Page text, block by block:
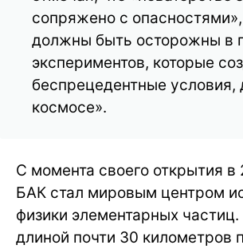
сопряжено с
должны быть осторожны в
экспериментов, которые
беспрецедентные условия,
космосе».
С момента своего открытия в
БАК стал мировым центром
физики элементарных частиц.
длиной почти 30 километров